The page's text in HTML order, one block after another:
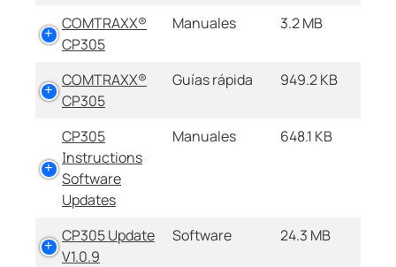
COMTRAXX®
CP305
Manuales 3.2 MB
COMTRAXX®
CP305
Guías rápida 949.2 KB
CP305
Instructions
Software
Updates
Manuales 648.1 KB
CP305 Update
V1.0.9
Software 24.3 MB